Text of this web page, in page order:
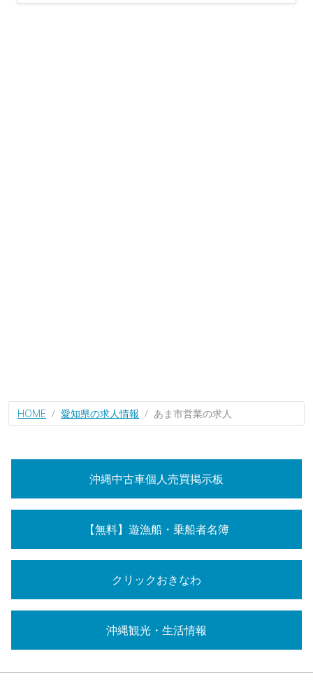
HOME 愛知県の求人情報 あま市営業の求人
沖縄中古車個人売買掲示板
【無料】遊漁船・乗船者名簿
クリックおきなわ
沖縄観光・生活情報